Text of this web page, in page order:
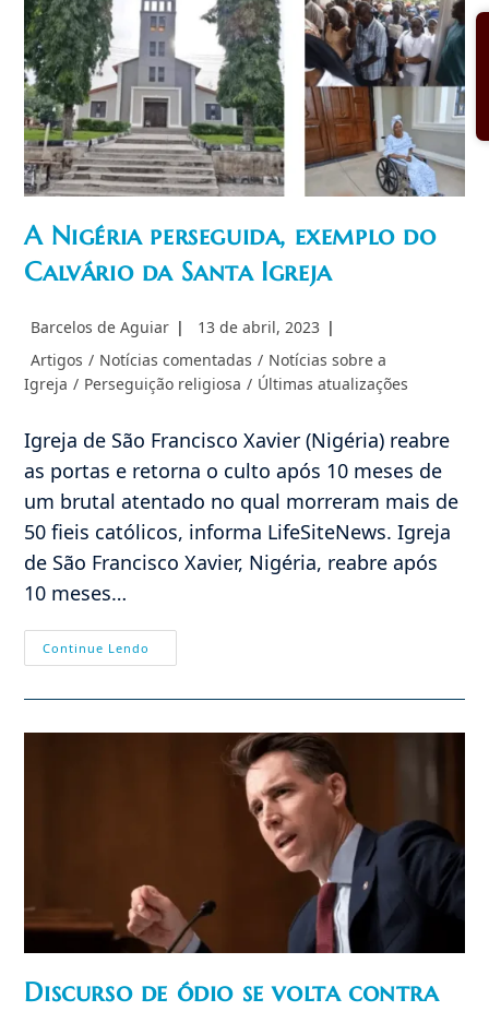
A Nigéria perseguida, exemplo do
Calvário da Santa Igreja
Autor
post:
Barcelos de Aguiar
Post
13 de abril, 2023
Categoria
do
Artigos / Notícias comentadas / Notícias sobre a
Igreja / Perseguição religiosa / Últimas atualizações
Igreja de São Francisco Xavier (Nigéria) reabre
as portas e retorna o culto após 10 meses de
um brutal atentado no qual morreram mais de
50 fieis católicos, informa LifeSiteNews. Igreja
de São Francisco Xavier, Nigéria, reabre após
10 meses…
Continue Lendo
Nigéria
Exemplo
Discurso de ódio se volta contra